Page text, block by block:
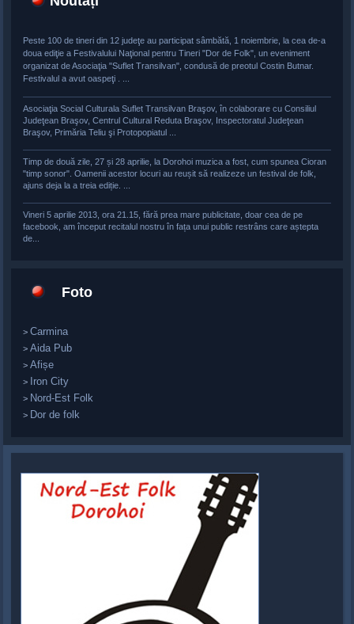
Peste 100 de tineri din 12 judeţe au participat sâmbătă, 1 noiembrie, la cea de-a
doua ediţie a Festivalului Naţional pentru Tineri "Dor de Folk", un eveniment
organizat de Asociaţia "Suflet Transilvan", condusă de preotul Costin Butnar.
Festivalul a avut oaspeţi . ...
Asociaţia Social Culturala Suflet Transilvan Braşov, în colaborare cu Consiliul
Judeţean Braşov, Centrul Cultural Reduta Braşov, Inspectoratul Judeţean
Braşov, Primăria Teliu şi Protopopiatul ...
Timp de două zile, 27 și 28 aprilie, la Dorohoi muzica a fost, cum spunea Cioran
"timp sonor". Oamenii acestor locuri au reușit să realizeze un festival de folk,
ajuns deja la a treia ediție. ...
Vineri 5 aprilie 2013, ora 21.15, fără prea mare publicitate, doar cea de pe
facebook, am început recitalul nostru în fața unui public restrâns care aștepta
de...
Foto
>Carmina
>Aida Pub
>Afișe
> Iron City
> Nord-Est Folk
> Dor de folk